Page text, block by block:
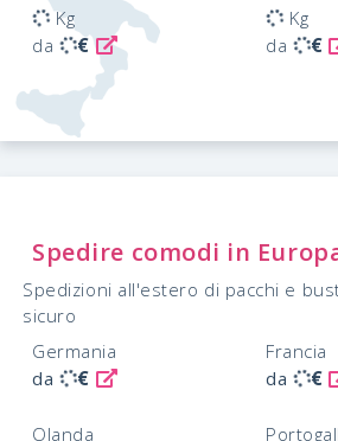
Kg
da
€
Kg
da
€
Spedire comodi in
Spedizioni all'estero di pacchi e
sicuro
Germania
da
€
Francia
da
€
Olanda